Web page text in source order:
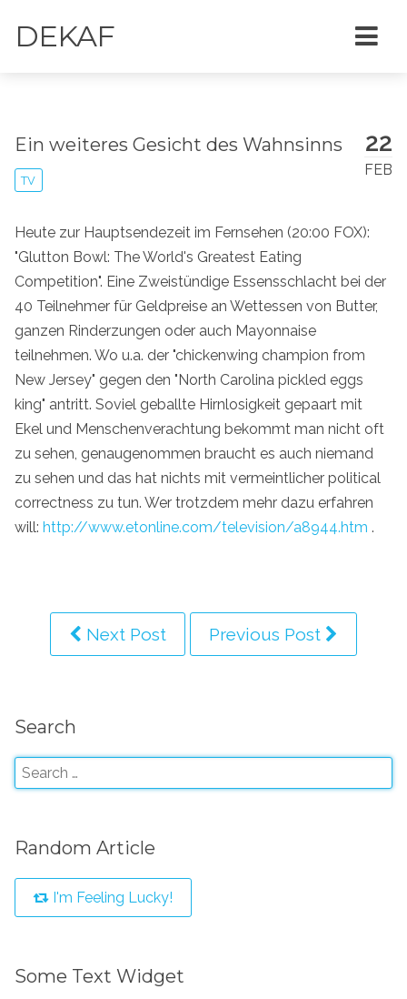
DEKAF
22
FEB
Ein weiteres Gesicht des Wahnsinns
TV
Heute zur Hauptsendezeit im Fernsehen (20:00 FOX):
"Glutton Bowl: The World's Greatest Eating
Competition". Eine Zweistündige Essensschlacht bei der
40 Teilnehmer für Geldpreise an Wettessen von Butter,
ganzen Rinderzungen oder auch Mayonnaise
teilnehmen. Wo u.a. der "chickenwing champion from
New Jersey" gegen den "North Carolina pickled eggs
king" antritt. Soviel geballte Hirnlosigkeit gepaart mit
Ekel und Menschenverachtung bekommt man nicht oft
zu sehen, genaugenommen braucht es auch niemand
zu sehen und das hat nichts mit vermeintlicher political
correctness zu tun. Wer trotzdem mehr dazu erfahren
will: http://www.etonline.com/television/a8944.htm .
Next Post Previous Post
Search
Random Article
I'm Feeling Lucky!
Some Text Widget